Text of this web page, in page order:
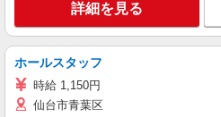
詳細を見る
ホールスタッフ
時給 1,150円
仙台市青葉区